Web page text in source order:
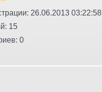
26.06.2013 03:22:58
15
0